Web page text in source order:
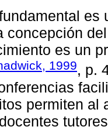
concepción
es un
1999, p.
permiten al